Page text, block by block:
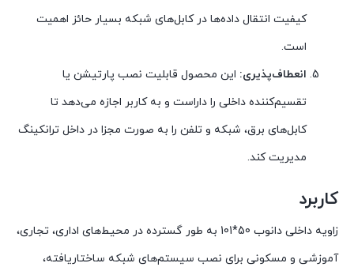
کیفیت انتقال داده‌ها در کابل‌های شبکه بسیار حائز اهمیت
است.
انعطاف‌پذیری: این محصول قابلیت نصب پارتیشن یا
تقسیم‌کننده داخلی را داراست و به کاربر اجازه می‌دهد تا
کابل‌های برق، شبکه و تلفن را به صورت مجزا در داخل ترانکینگ
مدیریت کند.
کاربرد
زاویه داخلی دانوب 50*101 به طور گسترده در محیط‌های اداری، تجاری،
آموزشی و مسکونی برای نصب سیستم‌های شبکه ساختاریافته،